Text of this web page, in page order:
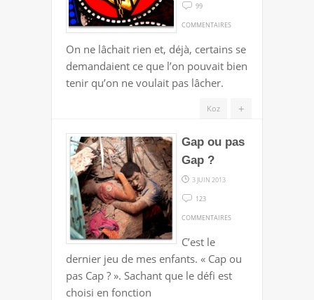
99
COMMENTAIRES
NE
LÂCHE
?
On ne lâchait rien et, déjà, certains se
demandaient ce que l’on pouvait bien
tenir qu’on ne voulait pas lâcher.
+
Koz
Gap ou pas
Gap ?
3 JUIN 2013
123
COMMENTAIRES
PAS
GAP
C’est le
dernier jeu de mes enfants. « Cap ou
pas Cap ? ». Sachant que le défi est
choisi en fonction